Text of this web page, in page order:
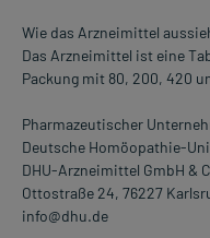
Wie das Arzneimittel
Das Arzneimittel ist eine
Packung mit 80, 200, 420
Pharmazeutischer
Deutsche Homöopathie-
DHU-Arzneimittel GmbH &
Ottostraße 24, 76227
info@dhu.de